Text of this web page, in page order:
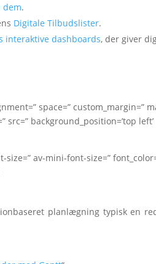
dem.
Digitale Tilbudslister.
interaktive dashboards, der giver
space=” custom_margin=”
src=” background_position=’top
av-mini-font-size=”
planlægning typisk en